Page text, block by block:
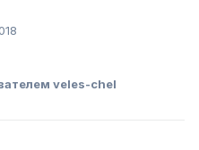
veles-chel